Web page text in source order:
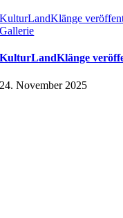
KulturLandKlänge
Gallerie
KulturLandKlänge
24. November 2025